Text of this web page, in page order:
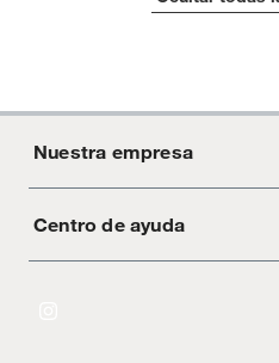
Nuestra empresa
Acerca de Crate
Centro de ayuda